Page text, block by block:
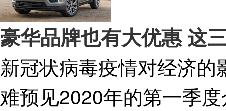
豪华品牌也有大优惠 这
新冠状病毒疫情对经济
难预见2020年的第一季